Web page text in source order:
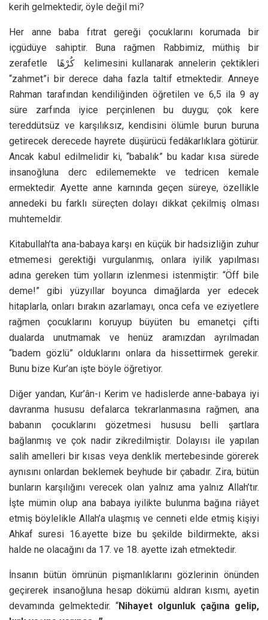
kerih gelmektedir, öyle değil mi?
Her anne baba fıtrat gereği çocuklarını korumada bir
içgüdüye sahiptir. Buna rağmen Rabbimiz, müthiş bir
zerafetle كُرْهًا kelimesini kullanarak annelerin çektikleri
“zahmet”i bir derece daha fazla taltif etmektedir. Anneye
Rahman tarafından kendiliğinden öğretilen ve 6,5 ila 9 ay
süre zarfında iyice perçinlenen bu duygu; çok kere
tereddütsüz ve karşılıksız, kendisini ölümle burun buruna
getirecek derecede hayrete düşürücü fedâkarlıklara götürür.
Ancak kabul edilmelidir ki, “babalık” bu kadar kısa sürede
insanoğluna derc edilememekte ve tedricen kemale
ermektedir. Ayette anne karnında geçen süreye, özellikle
annedeki bu farklı süreçten dolayı dikkat çekilmiş olması
muhtemeldir.
Kitabullah’ta ana-babaya karşı en küçük bir hadsizliğin zuhur
etmemesi gerektiği vurgulanmış, onlara iyilik yapılması
adına gereken tüm yolların izlenmesi istenmiştir: “Öff bile
deme!” gibi yüzyıllar boyunca dimağlarda yer edecek
hitaplarla, onları bırakın azarlamayı, onca cefa ve eziyetlere
rağmen çocuklarını koruyup büyüten bu emanetçi çifti
dualarda unutmamak ve henüz aramızdan ayrılmadan
“badem gözlü” olduklarını onlara da hissettirmek gerekir.
Bunu bize Kur’an işte böyle öğretiyor.
Diğer yandan, Kur’ân-ı Kerim ve hadislerde anne-babaya iyi
davranma hususu defalarca tekrarlanmasına rağmen, ana
babanın çocuklarını gözetmesi hususu belli şartlara
bağlanmış ve çok nadir zikredilmiştir. Dolayısı ile yapılan
salih amelleri bir kısas veya denklik mertebesinde görerek
aynısını onlardan beklemek beyhude bir çabadır. Zira, bütün
bunların karşılığını verecek olan yalnız ama yalnız Allah’tır.
İşte mümin olup ana babaya iyilikte bulunma bağına riâyet
etmiş böylelikle Allah’a ulaşmış ve cenneti elde etmiş kişiyi
Ahkaf suresi 16.ayette bize bu şekilde bildirmekte, aksi
halde ne olacağını da 17. ve 18. ayette izah etmektedir.
İnsanın bütün ömrünün pişmanlıklarını gözlerinin önünden
geçirerek insanoğluna hesap dökümü aldıran kısmı, ayetin
devamında gelmektedir. “Nihayet olgunluk çağına gelip,